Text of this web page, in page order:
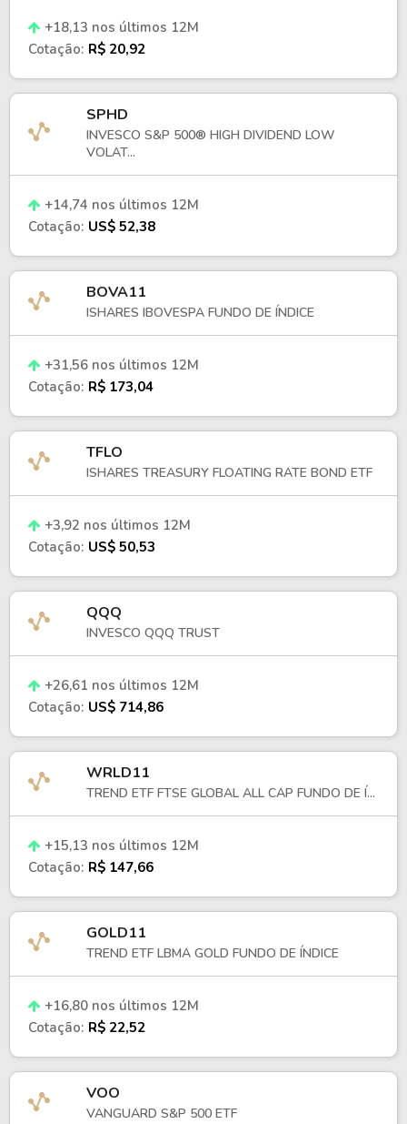
Estrutura e custos
A criação e o resgate de cotas são realizados por
administração, além de custos associados ao ETF
investido no exterior.
Não há taxa de performance e não há distribuição
recorrente de rendimentos. Seu prazo de duração é
indeterminado.
História e evolução do ETF
O iShares S&P 500 Fundo de Investimento ETF foi
lançado no Brasil com o objetivo de facilitar o
acesso ao mercado acionário dos Estados Unidos
por meio da bolsa brasileira, utilizando estrutura que
investe em ETF internacional.
Ao longo do tempo, tornou-se um dos principais
instrumentos de acesso a ações globais na B3,
acompanhando o crescimento do interesse por
diversificação internacional.
as oscilações do mercado norte-americano,
influenciado por resultados corporativos, política
+18,13 nos últimos 12M
Cotação: R$ 20,92
SPHD
INVESCO S&P 500® HIGH DIVIDEND LOW
VOLAT...
+14,74 nos últimos 12M
Cotação: US$ 52,38
BOVA11
ISHARES IBOVESPA FUNDO DE ÍNDICE
+31,56 nos últimos 12M
Cotação: R$ 173,04
TFLO
ISHARES TREASURY FLOATING RATE BOND ETF
+3,92 nos últimos 12M
Cotação: US$ 50,53
QQQ
INVESCO QQQ TRUST
+26,61 nos últimos 12M
Cotação: US$ 714,86
WRLD11
TREND ETF FTSE GLOBAL ALL CAP FUNDO DE Í...
+15,13 nos últimos 12M
Cotação: R$ 147,66
GOLD11
TREND ETF LBMA GOLD FUNDO DE ÍNDICE
+16,80 nos últimos 12M
Cotação: R$ 22,52
VOO
VANGUARD S&P 500 ETF